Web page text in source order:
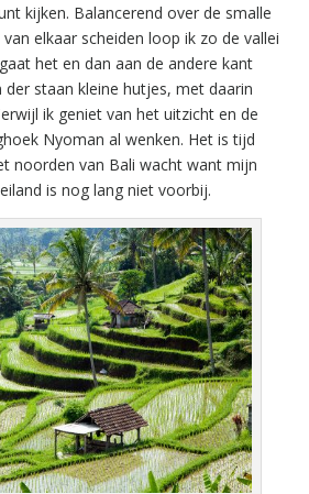
kijken. Balancerend over de smalle
elkaar scheiden loop ik zo de vallei
het en dan aan de andere kant
staan kleine hutjes, met daarin
ik geniet van het uitzicht en de
Nyoman al wenken. Het is tijd
noorden van Bali wacht want mijn
is nog lang niet voorbij.